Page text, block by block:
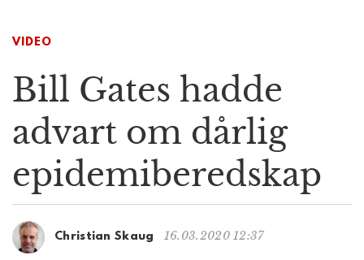
a
v
a
t
i
n
VIDEO
Bill Gates hadde
advart om dårlig
epidemiberedskap
Christian Skaug 16.03.2020 12:37